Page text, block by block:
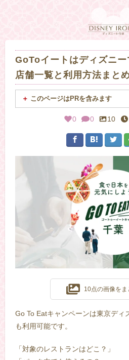
GoToイートはディズニー
店舗一覧と利用方法まと
このページはPRを含みます
0 0 10
10点の画像をま
Go To Eatキャンペーンは東京ディ
も利用可能です。
「対象のレストランはどこ？」